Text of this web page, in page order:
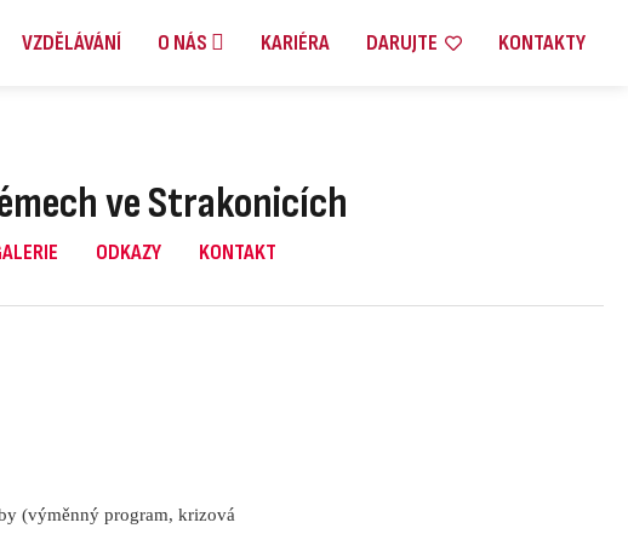
VZDĚLÁVÁNÍ O NÁS KARIÉRA DARUJTE KONTAKTY
ve Strakonicích
ODKAZY KONTAKT
(výměnný program, krizová